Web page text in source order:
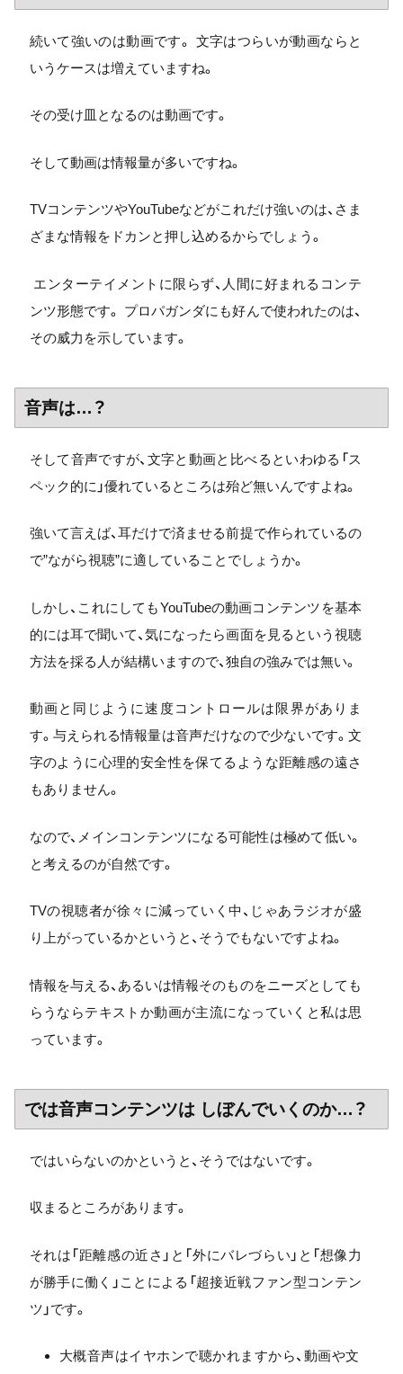
続いて強いのは動画です。 文字はつらいが動画ならと
いうケースは増えていますね。
その受け皿となるのは動画です。
そして動画は情報量が多いですね。
TVコンテンツやYouTubeなどがこれだけ強いのは、さま
ざまな情報をドカンと押し込めるからでしょう。
エンターテイメントに限らず、人間に好まれるコンテ
ンツ形態です。 プロパガンダにも好んで使われたのは、
その威力を示しています。
音声は…？
そして音声ですが、文字と動画と比べるといわゆる「ス
ペック的に」優れているところは殆ど無いんですよね。
強いて言えば、耳だけで済ませる前提で作られているの
で”ながら視聴”に適していることでしょうか。
しかし、これにしてもYouTubeの動画コンテンツを基本
的には耳で聞いて、気になったら画面を見るという視聴
方法を採る人が結構いますので、独自の強みでは無い。
動画と同じように速度コントロールは限界がありま
す。与えられる情報量は音声だけなので少ないです。文
字のように心理的安全性を保てるような距離感の遠さ
もありません。
なので、メインコンテンツになる可能性は極めて低い。
と考えるのが自然です。
TVの視聴者が徐々に減っていく中、じゃあラジオが盛
り上がっているかというと、そうでもないですよね。
情報を与える、あるいは情報そのものをニーズとしても
らうならテキストか動画が主流になっていくと私は思
っています。
では音声コンテンツは しぼんでいくのか…？
ではいらないのかというと、そうではないです。
収まるところがあります。
それは「距離感の近さ」と「外にバレづらい」と「想像力
が勝手に働く」ことによる「超接近戦ファン型コンテン
ツ」です。
大概音声はイヤホンで聴かれますから、動画や文